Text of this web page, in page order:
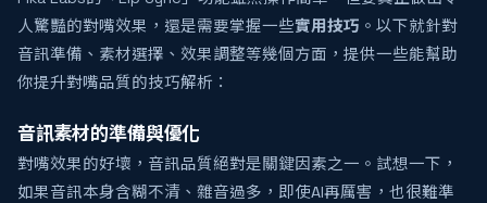
人驚豔的對嘴效果，還是需要掌握一些實用技巧 。以下就針對
音訊準備、素材選擇、效果調整等幾個方面，提供一些能幫助
你提升對嘴品質的技巧解析：
音訊素材的準備與優化
對嘴效果的好壞，音訊品質絕對是關鍵因素之一。試想一下，
如果音訊本身含糊不清、雜音過多，即使AI再厲害，也很難準